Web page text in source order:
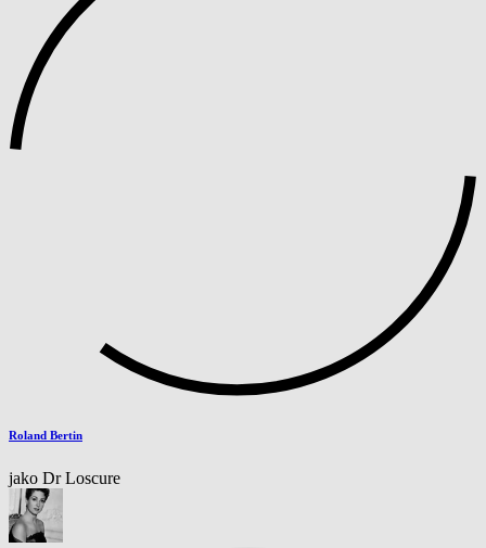
Roland Bertin
jako Dr Loscure